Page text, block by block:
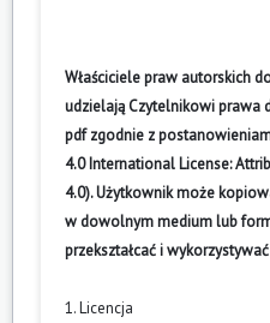
Właściciele praw autorskich
udzielają Czytelnikowi prawa
pdf zgodnie z
4.0 International License:
4.0). Użytkownik może
w dowolnym medium lub
przekształcać i
1. Licencja